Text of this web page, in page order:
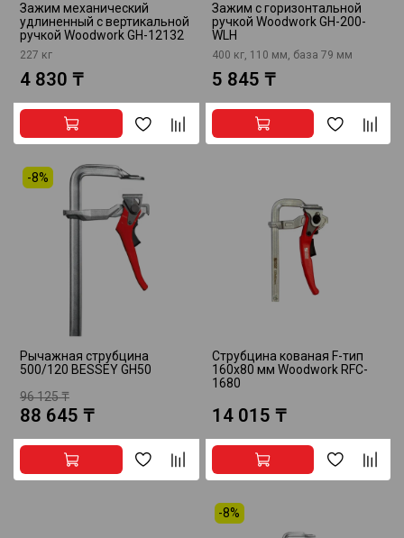
Зажим механический
удлиненный с вертикальной
ручкой Woodwork GH-12132
227 кг
4 830 ₸
Зажим с горизонтальной
ручкой Woodwork GH-200-
WLH
400 кг, 110 мм, база 79 мм
5 845 ₸
-8%
Рычажная струбцина
500/120 BESSEY GH50
96 125 ₸
88 645 ₸
Струбцина кованая F-тип
160х80 мм Woodwork RFC-
1680
14 015 ₸
-8%